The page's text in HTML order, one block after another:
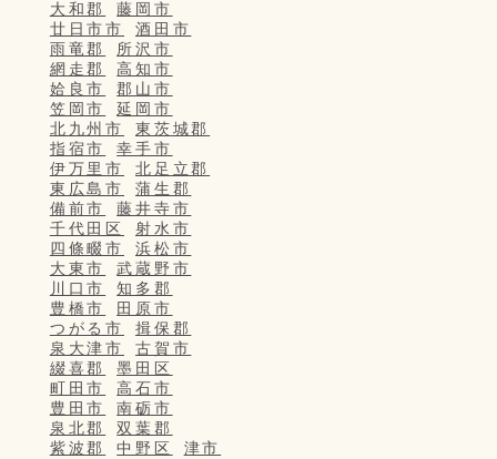
大和郡
藤岡市
廿日市市
酒田市
雨竜郡
所沢市
網走郡
高知市
姶良市
郡山市
笠岡市
延岡市
北九州市
東茨城郡
指宿市
幸手市
伊万里市
北足立郡
東広島市
蒲生郡
備前市
藤井寺市
千代田区
射水市
四條畷市
浜松市
大東市
武蔵野市
川口市
知多郡
豊橋市
田原市
つがる市
揖保郡
泉大津市
古賀市
綴喜郡
墨田区
町田市
高石市
豊田市
南砺市
泉北郡
双葉郡
紫波郡
中野区
津市